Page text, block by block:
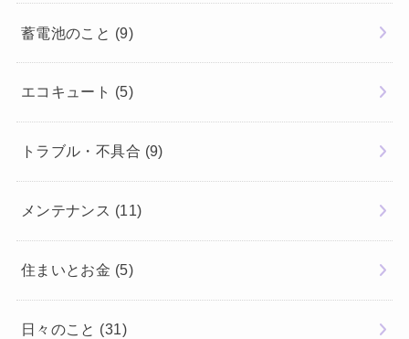
蓄電池のこと (9)
エコキュート (5)
トラブル・不具合 (9)
メンテナンス (11)
住まいとお金 (5)
日々のこと (31)